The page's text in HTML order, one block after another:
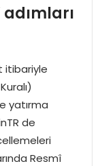
itibariyle
yatırma
de
Resmî